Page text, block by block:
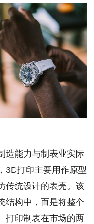
能力与制表业实际
3D打印主要用作原型
传统设计的表壳。该
结构中，而是将整个
打印制表在市场的两